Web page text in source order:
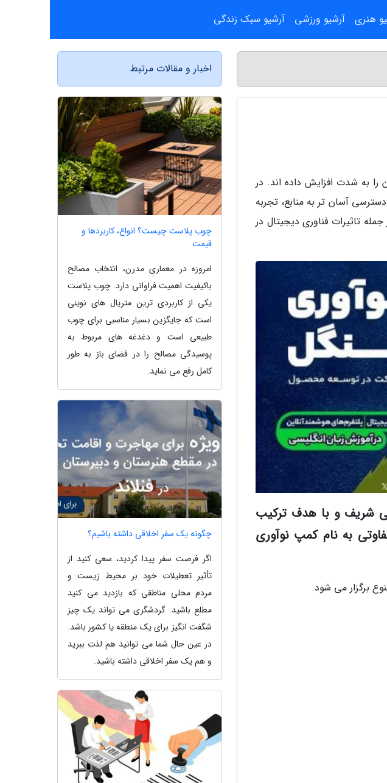
به شدت افزایش داده اند. در
آسان تر به منابع، تجربه
تاثیرات فناوری دیجیتال در
شریف و با هدف ترکیب
به نام کمپ نوآوری
برگزار می شود.
اخبار و مقالات مرتبط
چوب پلاست چیست؟ انواع، کاربردها و
قیمت
امروزه در معماری مدرن، انتخاب مصالح
باکیفیت اهمیت فراوانی دارد. چوب پلاست
یکی از کاربردی ترین متریال های نوینی
است که جایگزین بسیار مناسبی برای چوب
طبیعی است و دغدغه های مربوط به
پوسیدگی مصالح را در فضای باز به طور
کامل رفع می نماید.
چگونه یک سفر اخلاقی داشته باشیم؟
اگر فرصت سفر پیدا کردید، سعی کنید از
تأثیر تعطیلات خود بر محیط زیست و
مردم محلی مناطقی که بازدید می کنید
مطلع باشید. گردشگری می تواند یک چیز
شگفت انگیز برای یک منطقه یا کشور باشد.
در عین حال شما می توانید هم لذت ببرید
و هم یک سفر اخلاقی داشته باشید.
هنری آرشیو ورزشی آرشیو سبک زندگی